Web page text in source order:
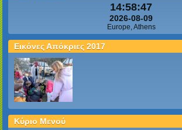
14:58:47
2026-08-09
Europe, Athens
Εικόνες Απόκριες 2017
Κύριο Μενού